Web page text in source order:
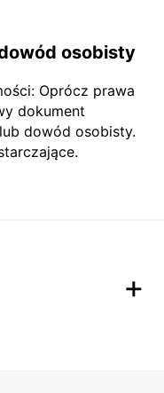
osobisty
Oprócz prawa
dokument
dowód osobisty.